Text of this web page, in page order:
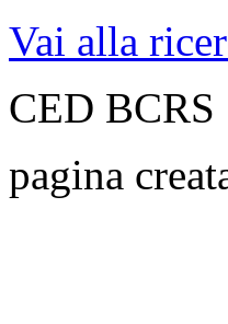
Vai alla
CED BCRS
pagina